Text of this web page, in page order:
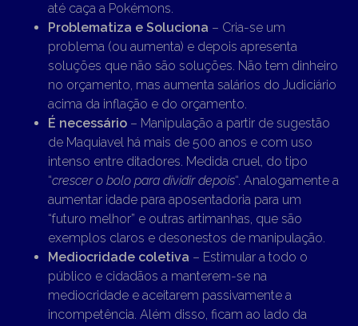
até caça a Pokémons.
Problematiza e Soluciona – Cria-se um
problema (ou aumenta) e depois apresenta
soluções que não são soluções. Não tem dinheiro
no orçamento, mas aumenta salários do Judiciário
acima da inflação e do orçamento.
É necessário – Manipulação a partir de sugestão
de Maquiavel há mais de 500 anos e com uso
intenso entre ditadores. Medida cruel, do tipo
“crescer o bolo para dividir depois“. Analogamente a
aumentar idade para aposentadoria para um
“futuro melhor” e outras artimanhas, que são
exemplos claros e desonestos de manipulação.
Mediocridade coletiva – Estimular a todo o
público e cidadãos a manterem-se na
mediocridade e aceitarem passivamente a
incompetência. Além disso, ficam ao lado da